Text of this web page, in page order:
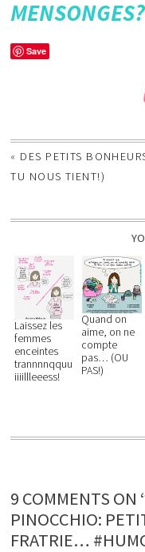
MENSONGES?
Save
« DES PETITS
TU NOUS TIENT!)
Laissez les
femmes
enceintes
trannnnqquu
iiiillleeess!
Quand on
aime, on ne
compte
pas… (OU
PAS!)
9 COMMENTS ON
PINOCCHIO:
FRATRIE…